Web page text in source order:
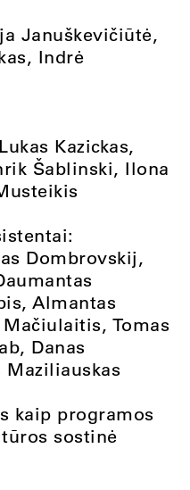
Januškevičiūtė,
Indrė
Kazickas,
Šablinski, Ilona
Dombrovskij,
Almantas
Tomas
Danas
Maziliauskas
kaip programos
sostinė